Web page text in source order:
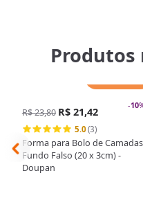
Produtos
-10
R$ 23,80 R$ 21,42
5.0(3)
Forma para Bolo de Camadas
Fundo Falso (20 x 3cm) -
Doupan